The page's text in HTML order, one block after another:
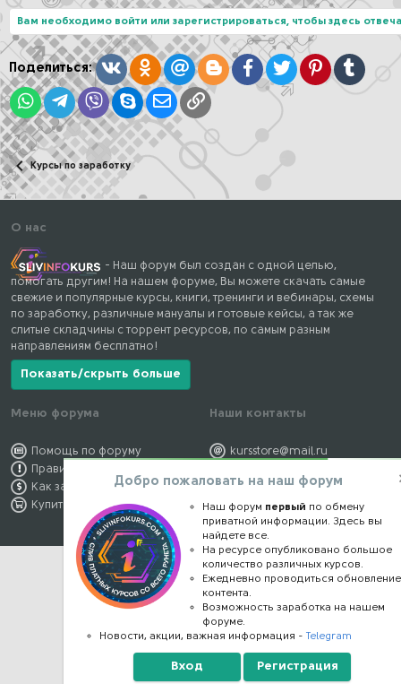
Вам необходимо войти или зарегистрироваться, чтобы здесь
Поделиться: ВконтактеОдноклассники
Mail.ruBloggerFacebook
TwitterPinterestTumblr
WhatsAppTelegram
Viber SkypeЭлектронная почта
Ссылка
Курсы по заработку
О нас
- Наш форум был создан с одной целью,
помогать другим! На нашем форуме, Вы можете скачать самые
свежие и популярные курсы, книги, тренинги и вебинары, схемы
по заработку, различные мануалы и готовые кейсы, а так же
слитые складчины с торрент ресурсов, по самым разным
направлениям бесплатно!
Показать/скрыть больше
Меню форума
Помощь по форуму
Правила форума
Как заработать
Купить премиум
Наши контакты
kursstore@mail.ru
Конфиденциальность
Правообладателям
Добро пожаловать на наш форум
Наш форум первый по обмену
приватной информации. Здесь вы
найдете все.
На ресурсе опубликовано большое
количество различных курсов.
Ежедневно проводиться обновление
контента.
Возможность заработка на нашем
форуме.
Новости, акции, важная информация -Telegram
Вход Регистрация